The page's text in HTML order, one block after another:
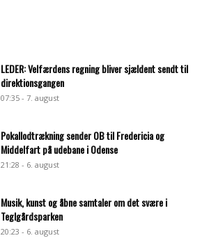
LEDER: Velfærdens regning bliver sjældent sendt til
direktionsgangen
07:35 - 7. august
Pokallodtrækning sender OB til Fredericia og
Middelfart på udebane i Odense
21:28 - 6. august
Musik, kunst og åbne samtaler om det svære i
Teglgårdsparken
20:23 - 6. august